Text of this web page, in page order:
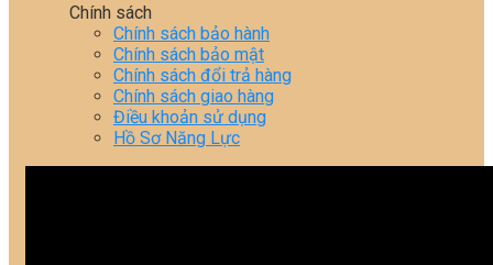
Chính sách
Chính sách bảo hành
Chính sách bảo mật
Chính sách đổi trả hàng
Chính sách giao hàng
Điều khoản sử dụng
Hồ Sơ Năng Lực